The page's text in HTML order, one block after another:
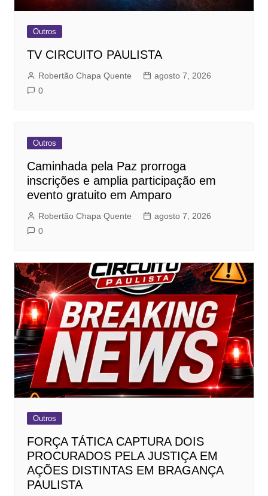
Outros
TV CIRCUITO PAULISTA
Robertão Chapa Quente
agosto 7, 2026
0
Outros
Caminhada pela Paz prorroga
inscrições e amplia participação em
evento gratuito em Amparo
Robertão Chapa Quente
agosto 7, 2026
0
Outros
FORÇA TÁTICA CAPTURA DOIS
PROCURADOS PELA JUSTIÇA EM
AÇÕES DISTINTAS EM BRAGANÇA
PAULISTA